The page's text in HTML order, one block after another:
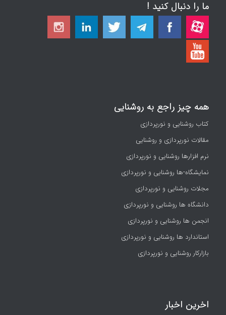
ما را دنبال کنید !
همه چیز راجع به روشنایی
کتاب روشنایی و نورپردازی
مقالات نورپردازی و روشنایی
نرم افزارها روشنایی و نورپردازی
نمایشگاه-ها روشنایی و نورپردازی
مجلات روشنایی و نورپردازی
دانشگاه ها روشنایی و نورپردازی
انجمن ها روشنایی و نورپردازی
استاندارد ها روشنایی و نورپردازی
بازارکار روشنایی و نورپردازی
اخرین اخبار